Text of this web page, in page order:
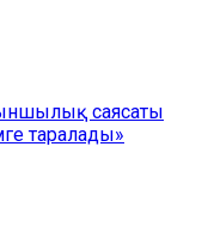
саясаты
таралады»